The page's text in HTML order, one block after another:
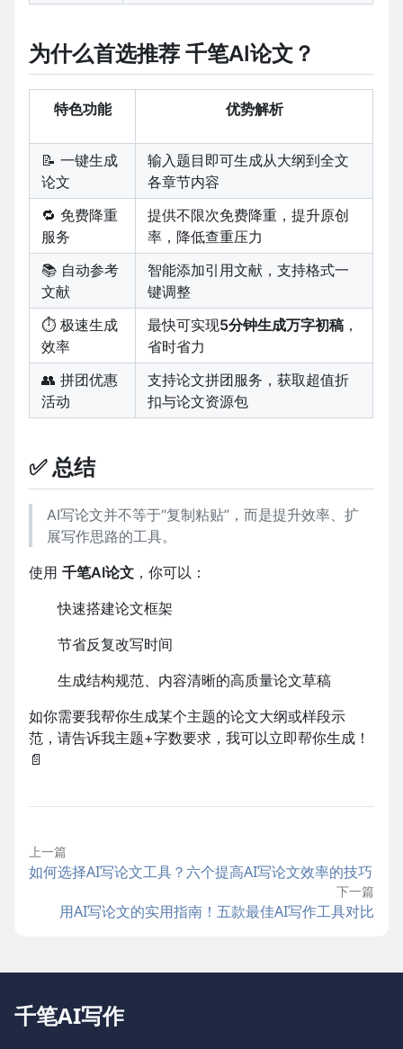
为什么首选推荐 千笔AI论文 ？
特色功能 优势解析
📝 一键生成
论文
输入题目即可生成从大纲到全文
各章节内容
🔁 免费降重
服务
提供不限次免费降重，提升原创
率，降低查重压力
📚 自动参考
文献
智能添加引用文献，支持格式一
键调整
⏱ 极速生成
效率
最快可实现5分钟生成万字初稿 ，
省时省力
👥 拼团优惠
活动
支持论文拼团服务，获取超值折
扣与论文资源包
✅ 总结
AI写论文并不等于“复制粘贴”，而是提升效率、扩
展写作思路的工具。
使用 千笔AI论文 ，你可以：
快速搭建论文框架
节省反复改写时间
生成结构规范、内容清晰的高质量论文草稿
如你需要我帮你生成某个主题的论文大纲或样段示
范，请告诉我主题+字数要求，我可以立即帮你生成！
📄
上一篇
如何选择AI写论文工具？六个提高AI写论文效率的技巧
下一篇
用AI写论文的实用指南！五款最佳AI写作工具对比
千笔AI写作